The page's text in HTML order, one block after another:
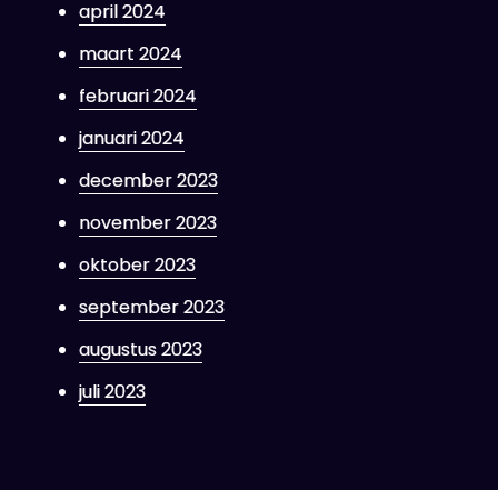
april 2024
maart 2024
februari 2024
januari 2024
december 2023
november 2023
oktober 2023
september 2023
augustus 2023
juli 2023